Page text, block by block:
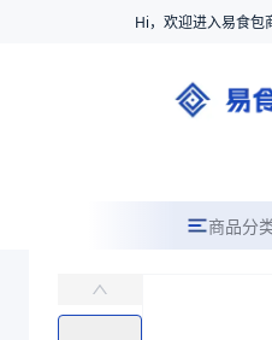
Hi，欢迎进入易食包
商品分
易食包（EPAK）专注于PP高阻隔
￥0.3291